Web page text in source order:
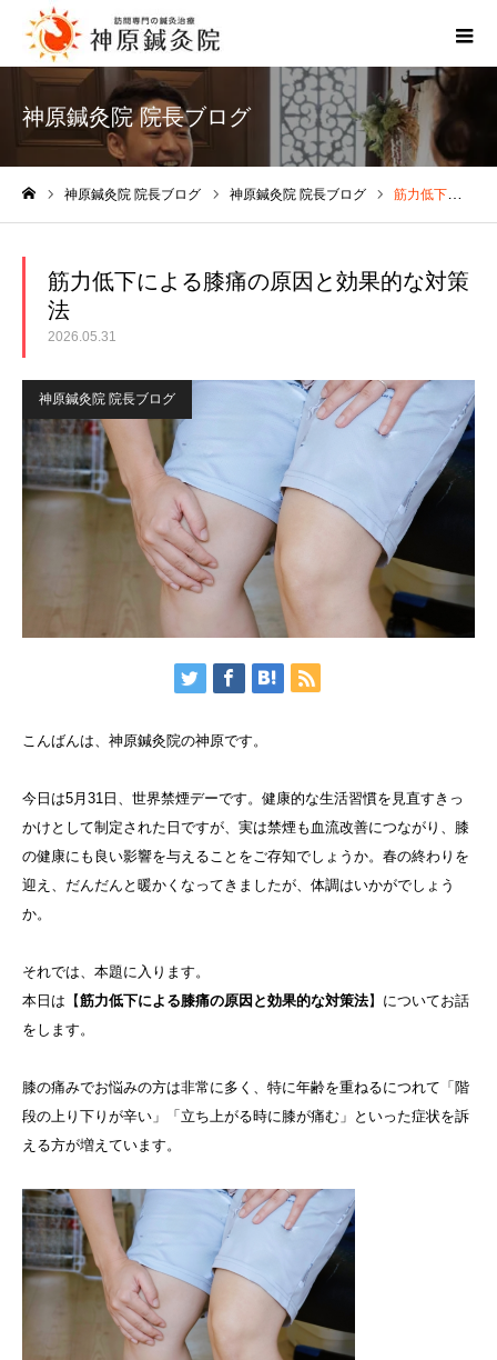
神原鍼灸院 院長ブログ
神原鍼灸院 院長ブログ 神原鍼灸院 院長ブログ 筋力低下による膝痛の原因と効果的な対策法
筋力低下による膝痛の原因と効果的な対策
法
2026.05.31
神原鍼灸院 院長ブログ
こんばんは、神原鍼灸院の神原です。
今日は5月31日、世界禁煙デーです。健康的な生活習慣を見直すきっ
かけとして制定された日ですが、実は禁煙も血流改善につながり、膝
の健康にも良い影響を与えることをご存知でしょうか。春の終わりを
迎え、だんだんと暖かくなってきましたが、体調はいかがでしょう
か。
それでは、本題に入ります。
本日は【筋力低下による膝痛の原因と効果的な対策法】についてお話
をします。
膝の痛みでお悩みの方は非常に多く、特に年齢を重ねるにつれて「階
段の上り下りが辛い」「立ち上がる時に膝が痛む」といった症状を訴
える方が増えています。